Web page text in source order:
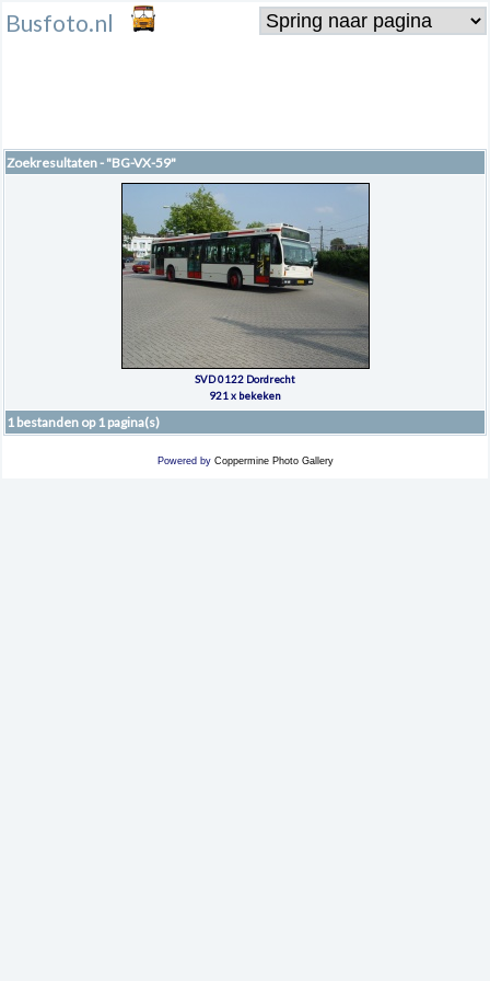
Busfoto.nl
Zoekresultaten - "BG-VX-59"
SVD 0122 Dordrecht
921 x bekeken
1 bestanden op 1 pagina(s)
Powered by Coppermine Photo Gallery